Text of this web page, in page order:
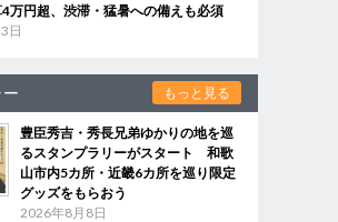
万円超、渋滞・猛暑への備えも必須
日
もっと見る
豊臣秀吉・秀長兄弟ゆかりの地を巡
るスタンプラリーがスタート 和歌
山市内5カ所・近畿6カ所を巡り限定
グッズをもらおう
2026年8月8日